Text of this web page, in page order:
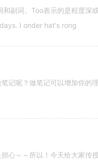
副词。Too表示的是程度深
I onder hat's rong
记呢？做笔记可以增加你的
心～～所以！今天给大家传